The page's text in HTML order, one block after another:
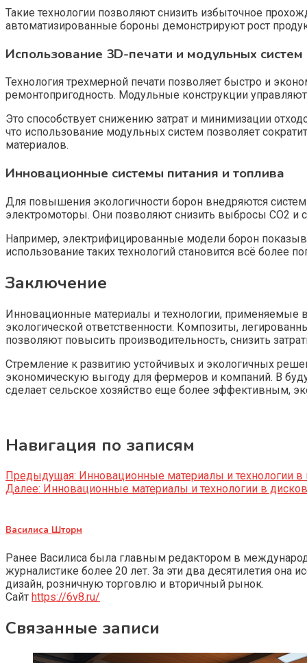
Такие технологии позволяют снизить избыточное
автоматизированные бороны демонстрируют рост
Использование 3D-печати и модульных систем
Технология трехмерной печати позволяет быстро и
ремонтопригодность. Модульные конструкции
Это способствует снижению затрат и минимизации
что использование модульных систем позволяет
материалов.
Инновационные системы питания и топлива
Для повышения экологичности борон внедряются
электромоторы. Они позволяют снизить выбросы CO2 и
Например, электрифицированные модели борон
использование таких технологий становится всё более
Заключение
Инновационные материалы и технологии, применяемые
экологической ответственности. Композиты,
позволяют повысить производительность, снизить
Стремление к развитию устойчивых и экологичных
экономическую выгоду для фермеров и компаний. В
сделает сельское хозяйство еще более эффективным,
Навигация по записям
Предыдущая: Инновационные материалы и технологии
Далее: Инновационные материалы и технологии в
Василиса Шторм
Ранее Василиса была главным редактором в
журналистике более 20 лет. За эти два десятилетия
дизайн, розничную торговлю и вторичный рынок.
Сайт https://6v8.ru/
Связанные записи